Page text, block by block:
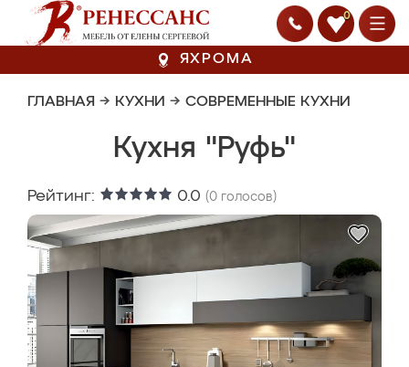
0
ЯХРОМА
ГЛАВНАЯ → КУХНИ → СОВРЕМЕННЫЕ КУХНИ
Кухня "Руфь"
Рейтинг: 0.0 (0 голосов)